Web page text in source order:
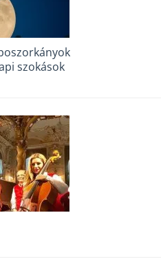
szokások